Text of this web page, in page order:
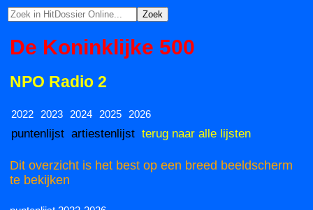
De Koninklijke 500
NPO Radio 2
2022 2023 2024 2025 2026
puntenlijst artiestenlijst terug naar alle lijsten
Dit overzicht is het best op een breed beeldscherm
te bekijken